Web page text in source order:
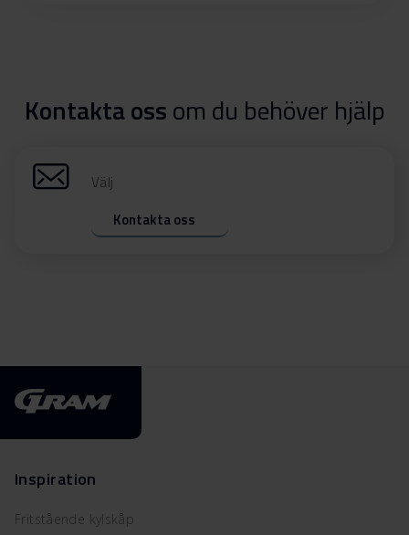
Kontakta ossom du behöver hjälp
Välj
Kontakta oss
Inspiration
Fritstående kylskåp